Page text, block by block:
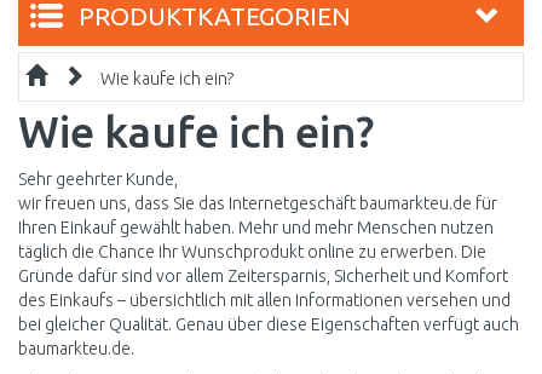
PRODUKTKATEGORIEN
Wie kaufe ich ein?
Wie kaufe ich ein?
Sehr geehrter Kunde,
wir freuen uns, dass Sie das Internetgeschäft baumarkteu.de für
Ihren Einkauf gewählt haben. Mehr und mehr Menschen nutzen
täglich die Chance ihr Wunschprodukt online zu erwerben. Die
Gründe dafür sind vor allem Zeitersparnis, Sicherheit und Komfort
des Einkaufs – übersichtlich mit allen Informationen versehen und
bei gleicher Qualität. Genau über diese Eigenschaften verfügt auch
baumarkteu.de.